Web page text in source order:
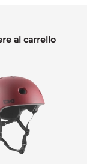
al carrello